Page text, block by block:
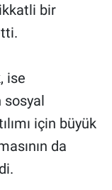
bir
ise
sosyal
için büyük
da